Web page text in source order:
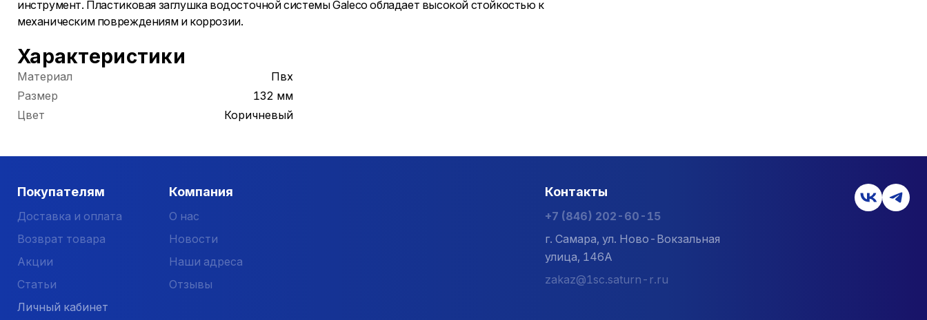
инструмент. Пластиковая заглушка водосточной системы Galeco обладает высокой стойкостью к
механическим повреждениям и коррозии.
Характеристики
Материал
Пвх
Размер
132 мм
Цвет
Коричневый
Покупателям
Доставка и оплата
Возврат товара
Акции
Статьи
Личный кабинет
Компания
О нас
Новости
Наши адреса
Отзывы
Контакты
+7 (846) 202-60-15
г. Самара, ул. Ново-Вокзальная
улица, 146А
zakaz@1sc.saturn-r.ru